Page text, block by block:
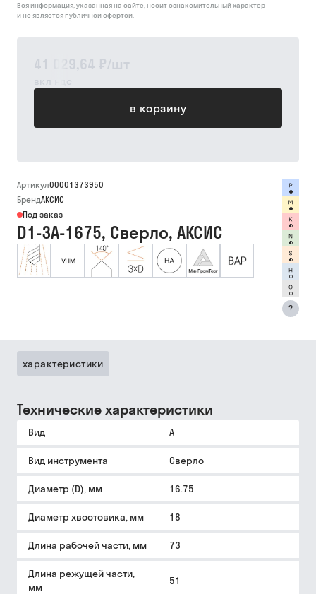
41 029,64 ₽/шт
вкл ндс
в корзину
Вся информация, указанная на сайте, носит ознакомительный характер
и не является публичной офертой.
Артикул00001373950
БрендАКСИС
Под заказ
D1-3A-1675, Сверло, АКСИС
?
характеристики
Технические характеристики
Вид A
Вид инструмента Сверло
Диаметр (D), мм 16.75
Диаметр хвостовика, мм 18
Длина рабочей части, мм 73
Длина режущей части,
мм
51